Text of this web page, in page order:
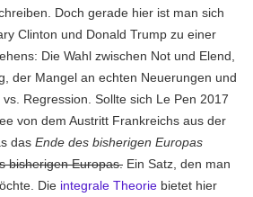
Doch gerade hier ist man sich
Clinton und Donald Trump zu einer
Die Wahl zwischen Not und Elend,
der Mangel an echten Neuerungen und
Regression. Sollte sich Le Pen 2017
von dem Austritt Frankreichs aus der
das Ende des bisherigen Europas
bisherigen Europas. Ein Satz, den man
Die integrale Theorie bietet hier